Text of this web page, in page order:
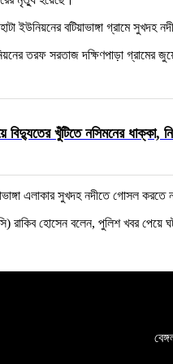
ইউনিয়নের বটিয়াভাঙ্গা গ্রামে সুখদহ
তরফ সরতাজ দক্ষিণপাড়া গ্রামের
বিদ্যুতের খুঁটিতে নসিমনের ধাক্কা,
এলাকার সুখদহ নদীতে গোসল
রাকিব হোসেন বলেন, পুলিশ খবর